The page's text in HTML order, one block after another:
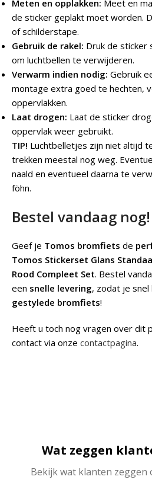
Meten en opplakken: Meet en
de sticker geplakt moet worden.
of schilderstape.
Gebruik de rakel: Druk de sticker
om luchtbellen te verwijderen.
Verwarm indien nodig: Gebruik
montage extra goed te hechten,
oppervlakken.
Laat drogen: Laat de sticker
oppervlak weer gebruikt.
TIP! Luchtbelletjes zijn niet altijd
trekken meestal nog weg.
naald en eventueel daarna te
föhn.
Bestel vandaag nog!
Geef je Tomos bromfiets de
Tomos Stickerset Glans
Rood Compleet Set. Bestel
een snelle levering, zodat je snel
gestylede bromfiets!
Heeft u toch nog vragen over dit
contact via onze contactpagina.
Wat zeggen
Bekijk wat klanten zeggen